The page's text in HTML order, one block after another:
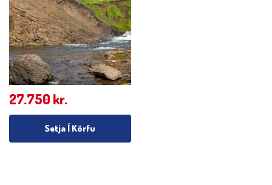
27.750 kr.
Setja Í Körfu